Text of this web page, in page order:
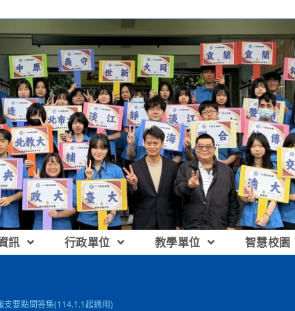
訊 行政單位 教學單位 智慧校園
支要點問答集(114.1.1起適用)